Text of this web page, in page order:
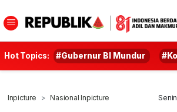
Hot Topics: #Gubernur BI Mundur
Inpicture Nasional Inpicture